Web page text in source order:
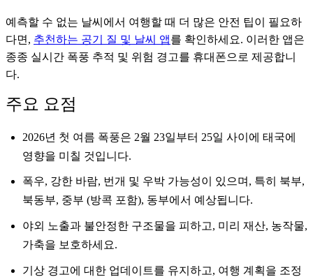
예측할 수 없는 날씨에서 여행할 때 더 많은 안전 팁이 필요하
다면, 추천하는 공기 질 및 날씨 앱를 확인하세요. 이러한 앱은
종종 실시간 폭풍 추적 및 위험 경고를 휴대폰으로 제공합니
다.
주요 요점
2026년 첫 여름 폭풍은 2월 23일부터 25일 사이에 태국에
영향을 미칠 것입니다.
폭우, 강한 바람, 번개 및 우박 가능성이 있으며, 특히 북부,
북동부, 중부 (방콕 포함), 동부에서 예상됩니다.
야외 노출과 불안정한 구조물을 피하고, 미리 재산, 농작물,
가축을 보호하세요.
기상 경고에 대한 업데이트를 유지하고, 여행 계획을 조정